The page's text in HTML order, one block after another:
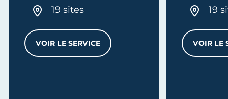
19 sites
VOIR LE SERVICEMES FORMALITÉS CLÉ EN MAIN -
19
VOIR LE